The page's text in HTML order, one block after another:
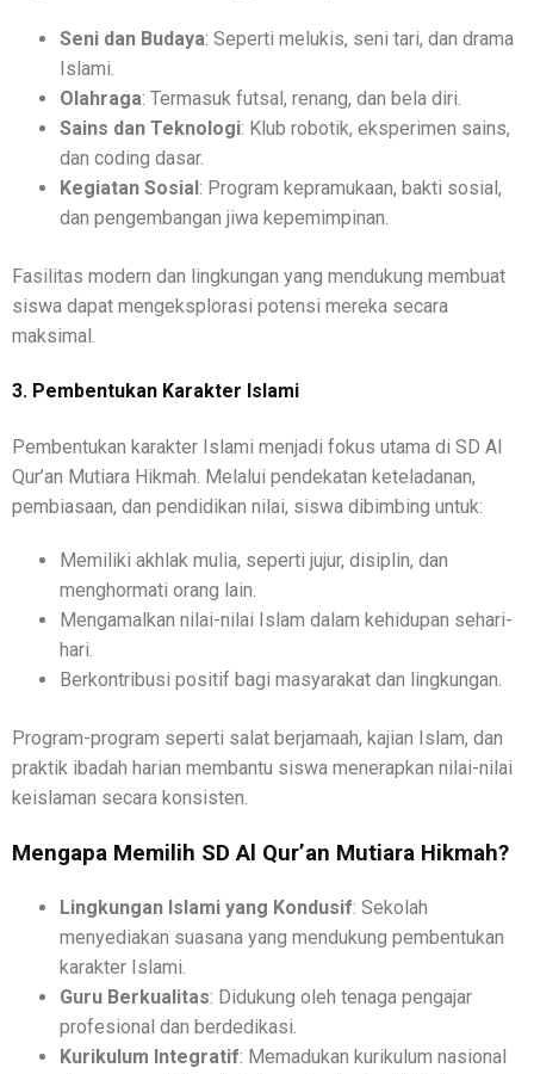
Seni dan Budaya: Seperti melukis, seni tari, dan drama
Islami.
Olahraga: Termasuk futsal, renang, dan bela diri.
Sains dan Teknologi: Klub robotik, eksperimen sains,
dan coding dasar.
Kegiatan Sosial: Program kepramukaan, bakti sosial,
dan pengembangan jiwa kepemimpinan.
Fasilitas modern dan lingkungan yang mendukung membuat
siswa dapat mengeksplorasi potensi mereka secara
maksimal.
3. Pembentukan Karakter Islami
Pembentukan karakter Islami menjadi fokus utama di SD Al
Qur’an Mutiara Hikmah. Melalui pendekatan keteladanan,
pembiasaan, dan pendidikan nilai, siswa dibimbing untuk:
Memiliki akhlak mulia, seperti jujur, disiplin, dan
menghormati orang lain.
Mengamalkan nilai-nilai Islam dalam kehidupan sehari-
hari.
Berkontribusi positif bagi masyarakat dan lingkungan.
Program-program seperti salat berjamaah, kajian Islam, dan
praktik ibadah harian membantu siswa menerapkan nilai-nilai
keislaman secara konsisten.
Mengapa Memilih SD Al Qur’an Mutiara Hikmah?
Lingkungan Islami yang Kondusif: Sekolah
menyediakan suasana yang mendukung pembentukan
karakter Islami.
Guru Berkualitas: Didukung oleh tenaga pengajar
profesional dan berdedikasi.
Kurikulum Integratif: Memadukan kurikulum nasional